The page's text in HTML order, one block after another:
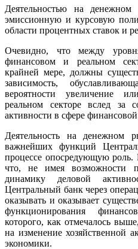
Деятельностью на
эмиссионную и курсовую
области процентных ставок и
Очевидно, что между
финансовом и реальном
крайней мере, должны
зависимость,
вероятности увеличение
реальном секторе вслед за
активности в сфере финансовой
Деятельность на денежном
важнейших функций
процессе опосредующую
что, не имея возможности
динамику деловой
Центральный банк через
оказывать и оказывает
функционирования
которого, как отмечалось
на изменение хозяйственной
экономики.